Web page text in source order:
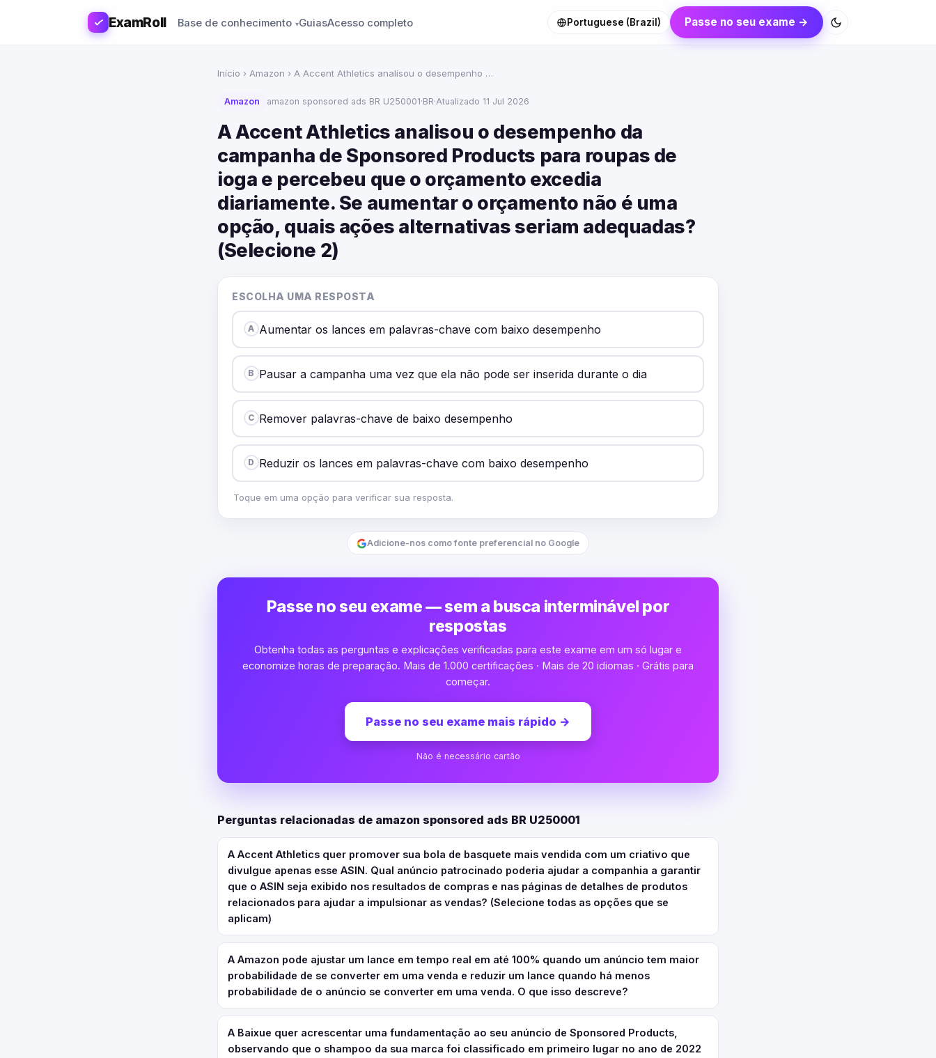
ExamRoll Base de conhecimento GuiasAcesso completo Portuguese (Brazil) Passe no seu exame →
Início › Amazon › A Accent Athletics analisou o desempenho …
Amazon amazon sponsored ads BR U250001·BR·Atualizado 11 Jul 2026
A Accent Athletics analisou o desempenho da
campanha de Sponsored Products para roupas de
ioga e percebeu que o orçamento excedia
diariamente. Se aumentar o orçamento não é uma
opção, quais ações alternativas seriam adequadas?
(Selecione 2)
ESCOLHA UMA RESPOSTA
A Aumentar os lances em palavras-chave com baixo desempenho
B Pausar a campanha uma vez que ela não pode ser inserida durante o dia
C Remover palavras-chave de baixo desempenho
D Reduzir os lances em palavras-chave com baixo desempenho
Toque em uma opção para verificar sua resposta.
Adicione-nos como fonte preferencial no Google
Passe no seu exame — sem a busca interminável por
respostas
Obtenha todas as perguntas e explicações verificadas para este exame em um só lugar e
economize horas de preparação. Mais de 1.000 certificações · Mais de 20 idiomas · Grátis para
começar.
Passe no seu exame mais rápido →
Não é necessário cartão
Perguntas relacionadas de amazon sponsored ads BR U250001
A Accent Athletics quer promover sua bola de basquete mais vendida com um criativo que
divulgue apenas esse ASIN. Qual anúncio patrocinado poderia ajudar a companhia a garantir
que o ASIN seja exibido nos resultados de compras e nas páginas de detalhes de produtos
relacionados para ajudar a impulsionar as vendas? (Selecione todas as opções que se
aplicam)
A Amazon pode ajustar um lance em tempo real em até 100% quando um anúncio tem maior
probabilidade de se converter em uma venda e reduzir um lance quando há menos
probabilidade de o anúncio se converter em uma venda. O que isso descreve?
A Baixue quer acrescentar uma fundamentação ao seu anúncio de Sponsored Products,
observando que o shampoo da sua marca foi classificado em primeiro lugar no ano de 2022